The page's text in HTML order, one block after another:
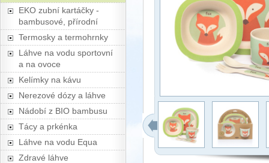
EKO zubní kartáčky -
bambusové, přírodní
Termosky a termohrnky
Láhve na vodu sportovní
a na ovoce
Kelímky na kávu
Nerezové dózy a láhve
Nádobí z BIO bambusu
Tácy a prkénka
Láhve na vodu Equa
Zdravé láhve